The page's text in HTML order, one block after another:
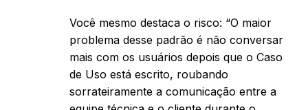
Você mesmo destaca o risco: “O maior
problema desse padrão é não conversar
mais com os usuários depois que o Caso
de Uso está escrito, roubando
sorrateiramente a comunicação entre a